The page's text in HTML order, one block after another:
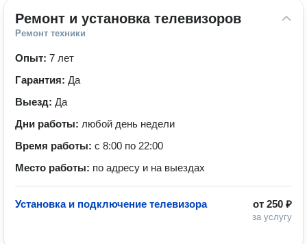
Ремонт и установка телевизоров
Ремонт техники
Опыт: 7 лет
Гарантия: Да
Выезд: Да
Дни работы: любой день недели
Время работы: с 8:00 по 22:00
Место работы: по адресу и на выездах
от 250 ₽
за услугу
Установка и подключение телевизора